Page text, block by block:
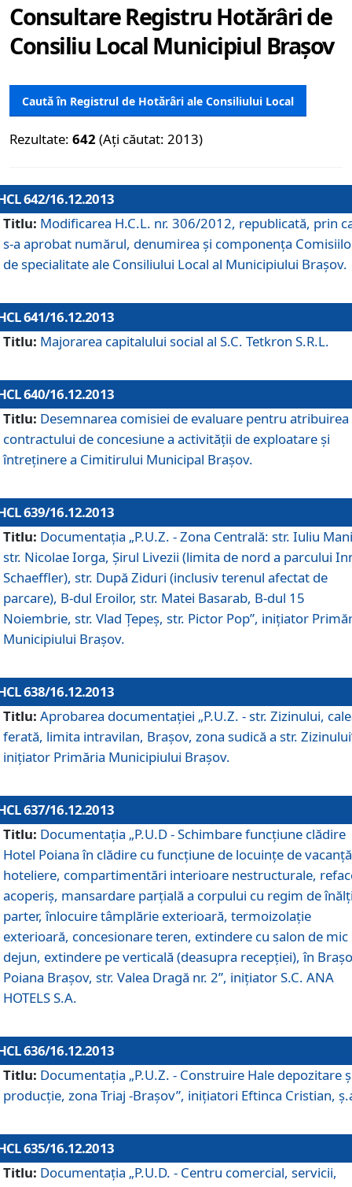
Consultare Registru Hotărâri de
Consiliu Local Municipiul Brașov
Caută în Registrul de Hotărâri ale Consiliului Local
Rezultate: 642 (Ați căutat: 2013)
642/16.12.2013
Titlu: Modificarea H.C.L. nr. 306/2012, republicată, prin
s-a aprobat numărul, denumirea şi componenţa
de specialitate ale Consiliului Local al Municipiului Braşov.
641/16.12.2013
Titlu: Majorarea capitalului social al S.C. Tetkron S.R.L.
640/16.12.2013
Titlu: Desemnarea comisiei de evaluare pentru atribuirea
contractului de concesiune a activităţii de exploatare şi
întreţinere a Cimitirului Municipal Braşov.
639/16.12.2013
Titlu: Documentaţia „P.U.Z. - Zona Centrală: str. Iuliu
str. Nicolae Iorga, Şirul Livezii (limita de nord a parcului
Schaeffler), str. După Ziduri (inclusiv terenul afectat de
parcare), B-dul Eroilor, str. Matei Basarab, B-dul 15
Noiembrie, str. Vlad Ţepeş, str. Pictor Pop”, iniţiator
Municipiului Braşov.
638/16.12.2013
Titlu: Aprobarea documentaţiei „P.U.Z. - str. Zizinului,
ferată, limita intravilan, Braşov, zona sudică a str.
iniţiator Primăria Municipiului Braşov.
637/16.12.2013
Titlu: Documentaţia „P.U.D - Schimbare funcţiune clădire
Hotel Poiana în clădire cu funcţiune de locuinţe de
hoteliere, compartimentări interioare nestructurale,
acoperiş, mansardare parţială a corpului cu regim de
parter, înlocuire tâmplărie exterioară, termoizolaţie
exterioară, concesionare teren, extindere cu salon de mic
dejun, extindere pe verticală (deasupra recepţiei), în
Poiana Braşov, str. Valea Dragă nr. 2”, iniţiator S.C. ANA
HOTELS S.A.
636/16.12.2013
Titlu: Documentaţia „P.U.Z. - Construire Hale depozitare
producţie, zona Triaj -Braşov”, iniţiatori Eftinca Cristian,
635/16.12.2013
Titlu: Documentaţia „P.U.D. - Centru comercial, servicii,